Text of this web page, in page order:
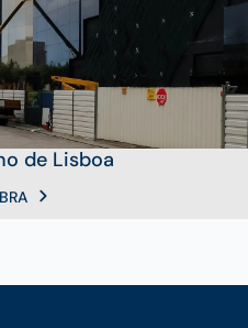
de Lisboa